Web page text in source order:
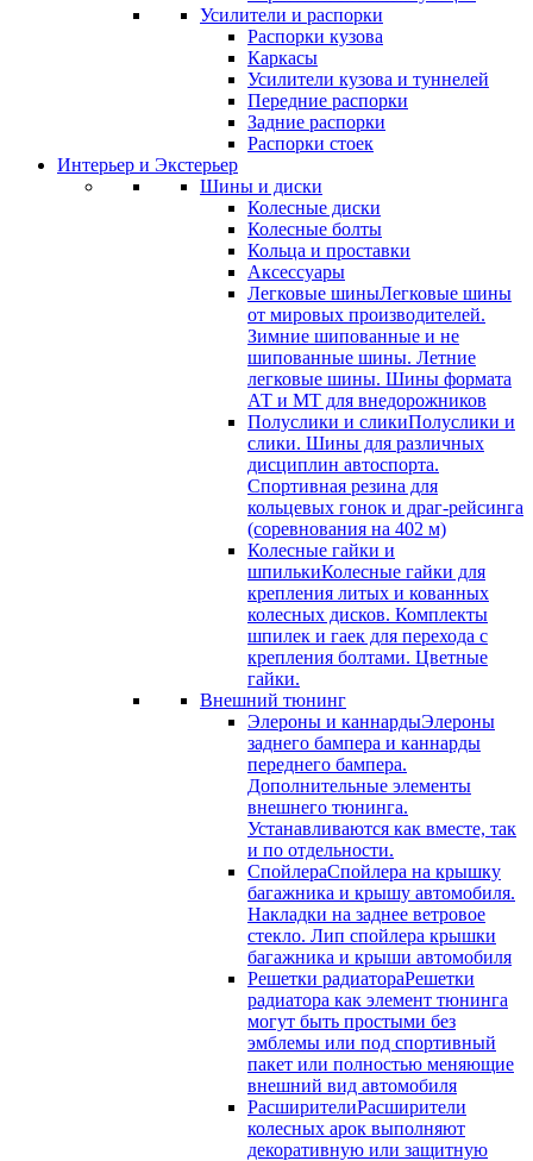
Усилители и распорки
Распорки кузова
Каркасы
Усилители кузова и туннелей
Передние распорки
Задние распорки
Распорки стоек
Интерьер и Экстерьер
Шины и диски
Колесные диски
Колесные болты
Кольца и проставки
Аксессуары
Легковые шиныЛегковые шины
от мировых производителей.
Зимние шипованные и не
шипованные шины. Летние
легковые шины. Шины формата
АТ и МТ для внедорожников
Полуслики и сликиПолуслики и
слики. Шины для различных
дисциплин автоспорта.
Спортивная резина для
кольцевых гонок и драг-рейсинга
(соревнования на 402 м)
Колесные гайки и
шпилькиКолесные гайки для
крепления литых и кованных
колесных дисков. Комплекты
шпилек и гаек для перехода с
крепления болтами. Цветные
гайки.
Внешний тюнинг
Элероны и каннардыЭлероны
заднего бампера и каннарды
переднего бампера.
Дополнительные элементы
внешнего тюнинга.
Устанавливаются как вместе, так
и по отдельности.
СпойлераСпойлера на крышку
багажника и крышу автомобиля.
Накладки на заднее ветровое
стекло. Лип спойлера крышки
багажника и крыши автомобиля
Решетки радиатораРешетки
радиатора как элемент тюнинга
могут быть простыми без
эмблемы или под спортивный
пакет или полностью меняющие
внешний вид автомобиля
РасширителиРасширители
колесных арок выполняют
декоративную или защитную